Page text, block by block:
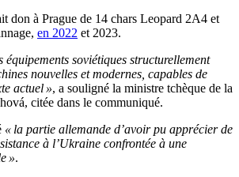
don à Prague de 14 chars Leopard 2A4 et
en 2022 et 2023.
équipements soviétiques structurellement
nouvelles et modernes, capables de
actuel », a souligné la ministre tchèque de la
citée dans le communiqué.
« la partie allemande d’avoir pu apprécier de
à l’Ukraine confrontée à une
».